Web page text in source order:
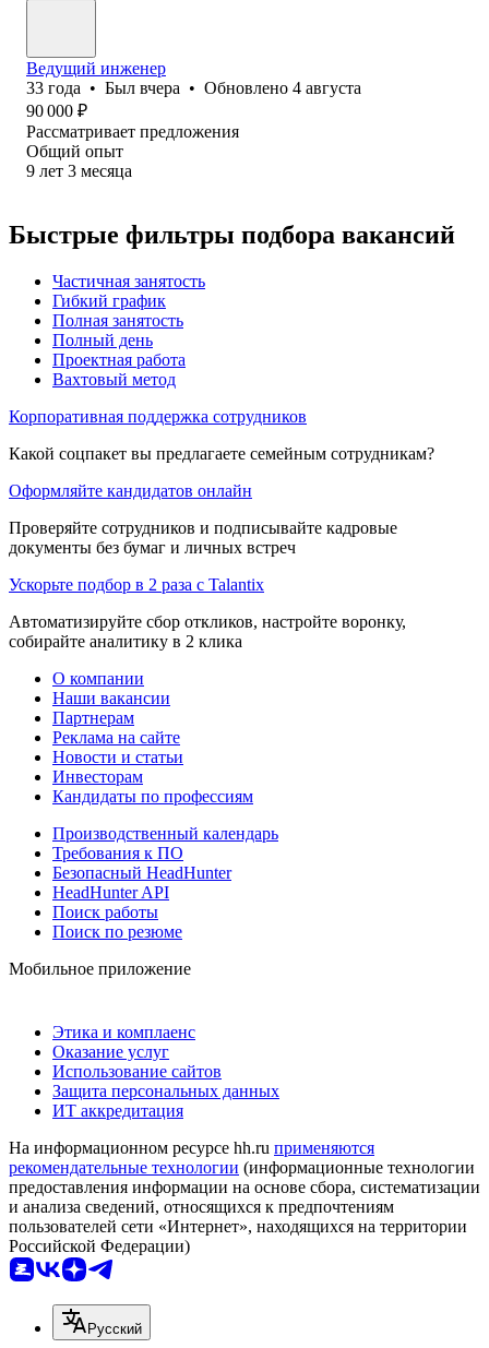
Ведущий инженер
33 года • Был вчера • Обновлено 4 августа
90 000 ₽
Рассматривает предложения
Общий опыт
9 лет 3 месяца
Быстрые фильтры подбора вакансий
Частичная занятость
Гибкий график
Полная занятость
Полный день
Проектная работа
Вахтовый метод
Корпоративная поддержка сотрудников
Какой соцпакет вы предлагаете семейным сотрудникам?
Оформляйте кандидатов онлайн
Проверяйте сотрудников и подписывайте кадровые
документы без бумаг и личных встреч
Ускорьте подбор в 2 раза с Talantix
Автоматизируйте сбор откликов, настройте воронку,
собирайте аналитику в 2 клика
О компании
Наши вакансии
Партнерам
Реклама на сайте
Новости и статьи
Инвесторам
Кандидаты по профессиям
Производственный календарь
Требования к ПО
Безопасный HeadHunter
HeadHunter API
Поиск работы
Поиск по резюме
Мобильное приложение
Этика и комплаенс
Оказание услуг
Использование сайтов
Защита персональных данных
ИТ аккредитация
На информационном ресурсе hh.ru применяются
рекомендательные технологии (информационные технологии
предоставления информации на основе сбора, систематизации
и анализа сведений, относящихся к предпочтениям
пользователей сети «Интернет», находящихся на территории
Российской Федерации)
Русский